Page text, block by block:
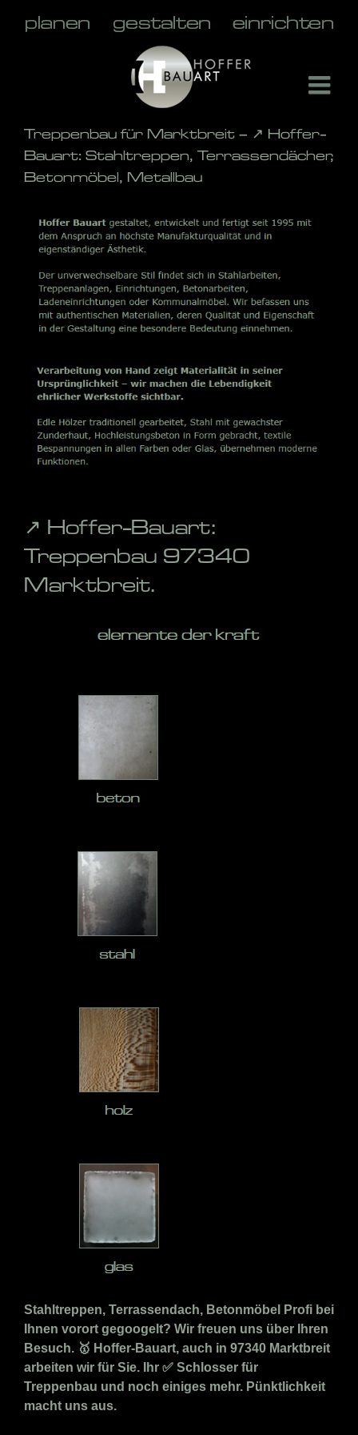
Treppenbau für Marktbreit – ↗️ Hoffer-
Bauart: Stahltreppen, Terrassendächer,
Betonmöbel, Metallbau
↗️ Hoffer-Bauart:
Treppenbau 97340
Marktbreit.
Stahltreppen, Terrassendach, Betonmöbel Profi bei
Ihnen vorort gegoogelt? Wir freuen uns über Ihren
Besuch. 🥇 Hoffer-Bauart, auch in 97340 Marktbreit
arbeiten wir für Sie. Ihr ✅ Schlosser für
Treppenbau und noch einiges mehr. Pünktlichkeit
macht uns aus.